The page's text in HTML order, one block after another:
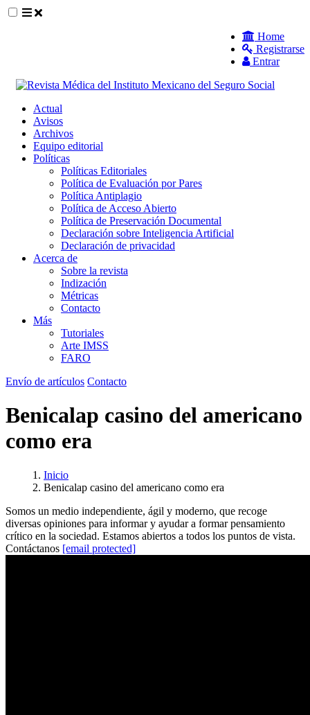
##plugins.themes.themeEleven.accessible_menu.sidebar##
Home
Registrarse
Entrar
Actual
Avisos
Archivos
Equipo editorial
Políticas
Políticas Editoriales
Política de Evaluación por Pares
Política Antiplagio
Política de Acceso Abierto
Política de Preservación Documental
Declaración sobre Inteligencia Artificial
Declaración de privacidad
Acerca de
Sobre la revista
Indización
Métricas
Contacto
Más
Tutoriales
Arte IMSS
FARO
Envío de artículos Contacto
Benicalap casino del americano
como era
Inicio
Benicalap casino del americano como era
Somos un medio independiente, ágil y moderno, que recoge
diversas opiniones para informar y ayudar a formar pensamiento
crítico en la sociedad. Estamos abiertos a todos los puntos de vista.
Contáctanos [email protected]